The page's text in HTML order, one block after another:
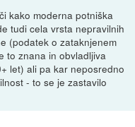
kako moderna potniška
tudi cela vrsta nepravilnih
(podatek o zataknjenem
to znana in obvladljiva
let) ali pa kar neposredno
- to se je zastavilo